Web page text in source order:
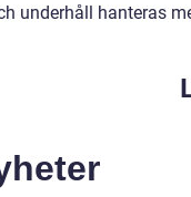
underhåll hanteras